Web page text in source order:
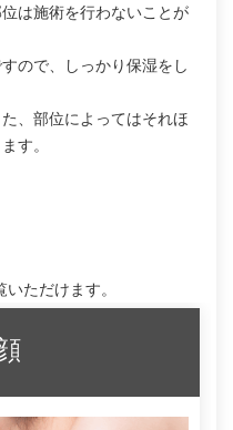
は施術を行わないことが
ので、しっかり保湿をし
、部位によってはそれほ
す。
ただけます。